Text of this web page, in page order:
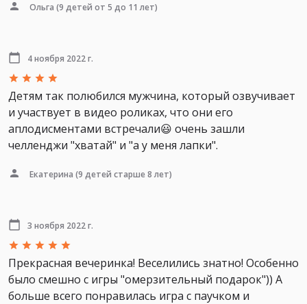
Ольга (9 детей от 5 до 11 лет)
4 ноября 2022 г.
Детям так полюбился мужчина, который озвучивает
и участвует в видео роликах, что они его
аплодисментами встречали😃 очень зашли
челленджи "хватай" и "а у меня лапки".
Екатерина (9 детей старше 8 лет)
3 ноября 2022 г.
Прекрасная вечеринка! Веселились знатно! Особенно
было смешно с игры "омерзительный подарок")) А
больше всего понравилась игра с паучком и